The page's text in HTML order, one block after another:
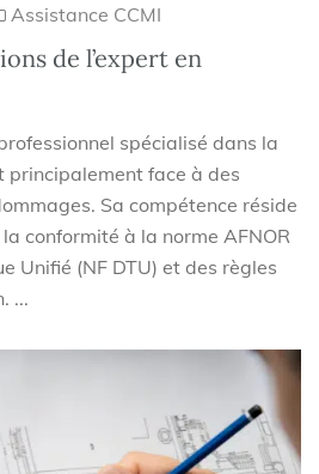
Assistance CCMI
de l’expert en
spécialisé dans la
principalement face à des
Sa compétence réside
conformité à la norme AFNOR
Unifié (NF DTU) et des règles
...